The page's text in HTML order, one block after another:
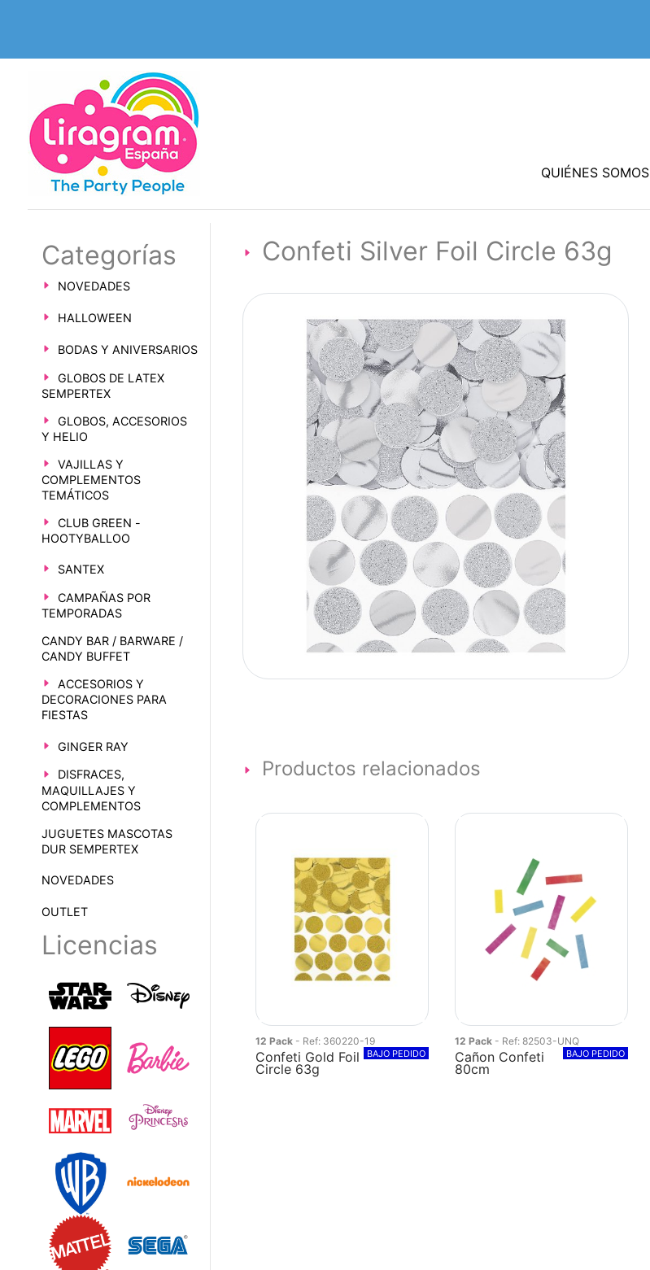
QUIÉNES SOMOS
Categorías
NOVEDADES
HALLOWEEN
BODAS Y ANIVERSARIOS
GLOBOS DE LATEX
SEMPERTEX
GLOBOS, ACCESORIOS
Y HELIO
VAJILLAS Y
COMPLEMENTOS
TEMÁTICOS
CLUB GREEN -
HOOTYBALLOO
SANTEX
CAMPAÑAS POR
TEMPORADAS
CANDY BAR / BARWARE /
CANDY BUFFET
ACCESORIOS Y
DECORACIONES PARA
FIESTAS
GINGER RAY
DISFRACES,
MAQUILLAJES Y
COMPLEMENTOS
JUGUETES MASCOTAS
DUR SEMPERTEX
NOVEDADES
OUTLET
Licencias
Confeti Silver Foil Circle 63g
Productos relacionados
12 Pack - Ref: 360220-19
BAJO PEDIDO
Confeti Gold Foil
Circle 63g
12 Pack - Ref: 82503-UNQ
BAJO PEDIDO
Cañon Confeti
80cm